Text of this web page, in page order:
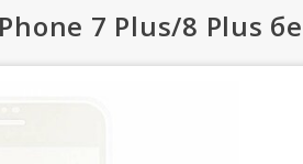
7 Plus/8 Plus